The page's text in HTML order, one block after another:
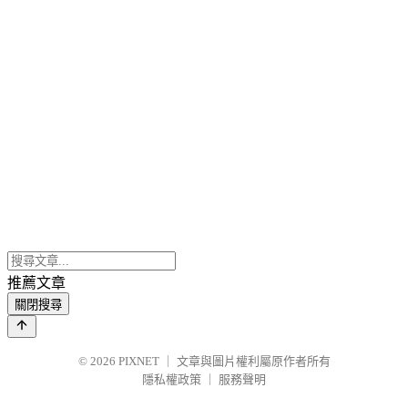
推薦文章
關閉搜尋
© 2026 PIXNET
文章與圖片權利屬原作者所有
隱私權政策
服務聲明